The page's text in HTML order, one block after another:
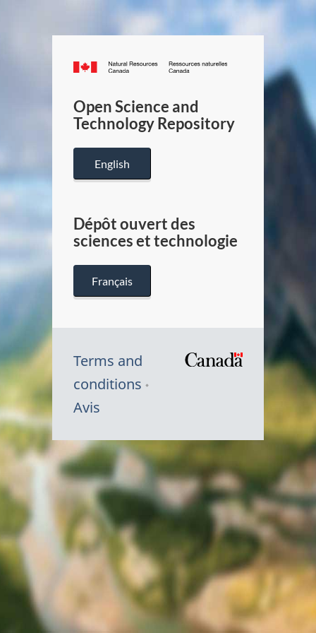
Canada.ca
/
Canada
Open Science and
Technology Repository
English
Dépôt ouvert des
sciences et technologie
Français
Terms and
conditions
Avis
Canada